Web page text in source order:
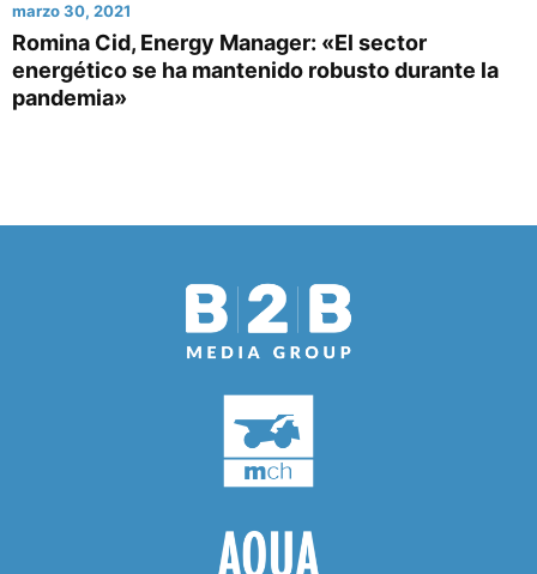
marzo 30, 2021
Romina Cid, Energy Manager: «El sector
energético se ha mantenido robusto durante la
pandemia»